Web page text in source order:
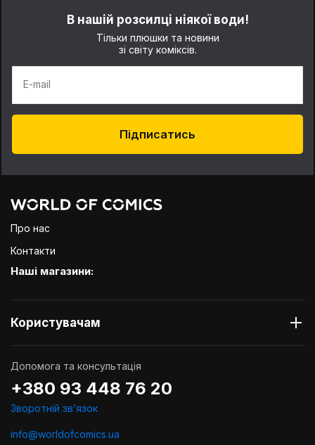
В нашій розсилці ніякої води!
Тільки плюшки та новини
зі світу коміксів.
E-mail
Підписатись
Про нас
Контакти
Наші магазини:
Користувачам
Допомога та консультація
+380 93 448 76 20
Зворотній звʼязок
info@worldofcomics.ua